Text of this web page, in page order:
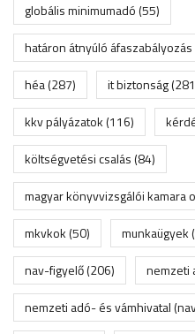
globális minimumadó(55)
határon átnyúló áfaszabályozás
héa(287) it biztonság
kkv pályázatok(116)
költségvetési csalás(84)
magyar könyvvizsgálói kamara
mkvkok(50) munkaügyek
nav-figyelő(206) nemzeti
nemzeti adó- és vámhivatal